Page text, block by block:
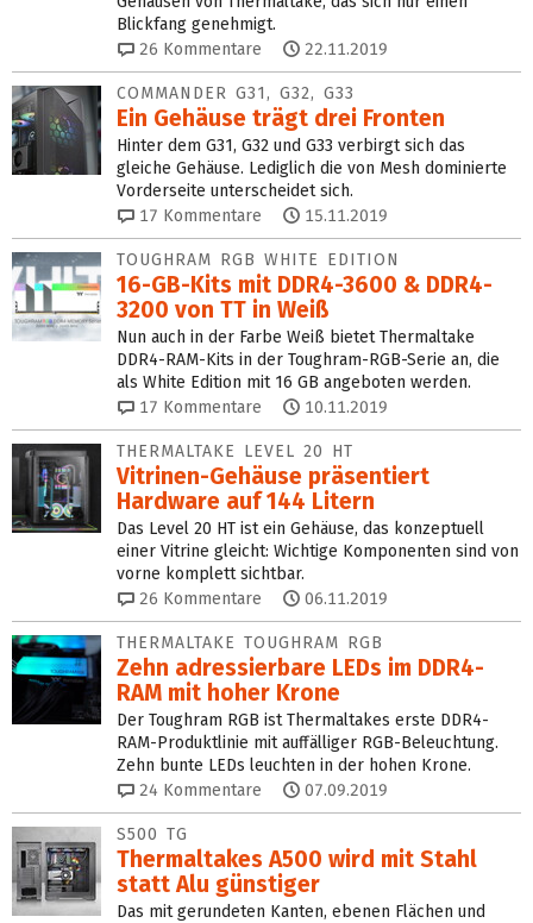
Blickfang genehmigt.
26 Kommentare 22.11.2019
COMMANDER G31, G32, G33
Ein Gehäuse trägt drei Fronten
Hinter dem G31, G32 und G33 verbirgt sich das
gleiche Gehäuse. Lediglich die von Mesh dominierte
Vorderseite unterscheidet sich.
17 Kommentare 15.11.2019
TOUGHRAM RGB WHITE EDITION
16-GB-Kits mit DDR4-3600 & DDR4-
3200 von TT in Weiß
Nun auch in der Farbe Weiß bietet Thermaltake
DDR4-RAM-Kits in der Toughram-RGB-Serie an, die
als White Edition mit 16 GB angeboten werden.
17 Kommentare 10.11.2019
THERMALTAKE LEVEL 20 HT
Vitrinen-Gehäuse präsentiert
Hardware auf 144 Litern
Das Level 20 HT ist ein Gehäuse, das konzeptuell
einer Vitrine gleicht: Wichtige Komponenten sind von
vorne komplett sichtbar.
26 Kommentare 06.11.2019
THERMALTAKE TOUGHRAM RGB
Zehn adressierbare LEDs im DDR4-
RAM mit hoher Krone
Der Toughram RGB ist Thermaltakes erste DDR4-
RAM-Produktlinie mit auffälliger RGB-Beleuchtung.
Zehn bunte LEDs leuchten in der hohen Krone.
24 Kommentare 07.09.2019
S500 TG
Thermaltakes A500 wird mit Stahl
statt Alu günstiger
Das mit gerundeten Kanten, ebenen Flächen und